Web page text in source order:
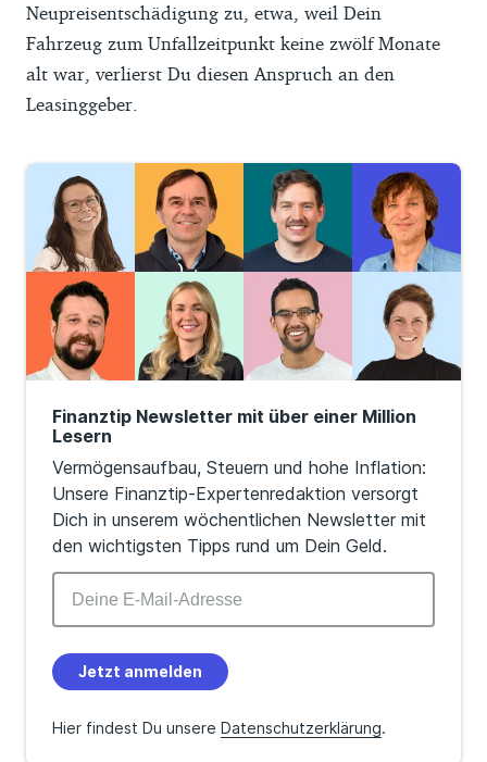
Neupreisentschädigung zu, etwa, weil Dein
Fahrzeug zum Unfallzeitpunkt keine zwölf Monate
alt war, verlierst Du diesen Anspruch an den
Leasinggeber.
Finanztip Newsletter mit über einer Million
Lesern
Vermögensaufbau, Steuern und hohe Inflation:
Unsere Finanztip-Expertenredaktion versorgt
Dich in unserem wöchentlichen Newsletter mit
den wichtigsten Tipps rund um Dein Geld.
Jetzt anmelden
Hier findest Du unsere Datenschutzerklärung.